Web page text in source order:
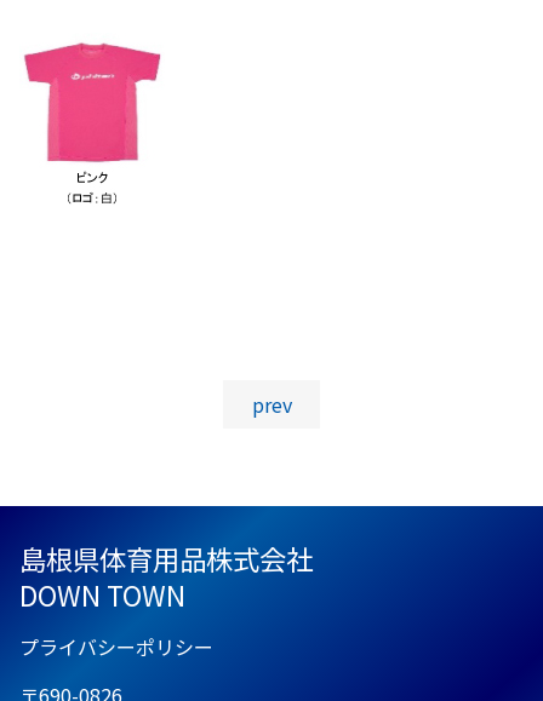
prev
島根県体育用品株式会社
DOWN TOWN
プライバシーポリシー
〒690-0826